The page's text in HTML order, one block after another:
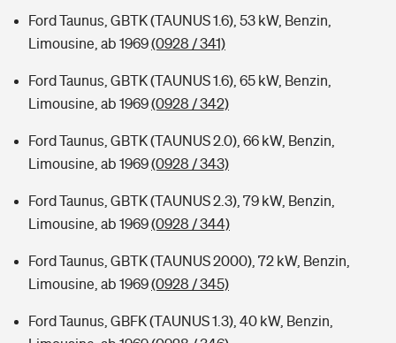
Tools
Kinderunfall-Check: Mehr Sicherheit für deine Kids
Sie haben Fragen?
Ford Taunus, GBTK (TAUNUS 1.6), 53 kW, Benzin,
Limousine, ab 1969(0928 / 341)
Ford Taunus, GBTK (TAUNUS 1.6), 65 kW, Benzin,
Limousine, ab 1969(0928 / 342)
Ford Taunus, GBTK (TAUNUS 2.0), 66 kW, Benzin,
Limousine, ab 1969(0928 / 343)
Ford Taunus, GBTK (TAUNUS 2.3), 79 kW, Benzin,
Limousine, ab 1969(0928 / 344)
Ford Taunus, GBTK (TAUNUS 2000), 72 kW, Benzin,
Limousine, ab 1969(0928 / 345)
Ford Taunus, GBFK (TAUNUS 1.3), 40 kW, Benzin,